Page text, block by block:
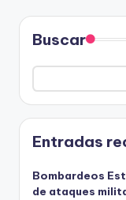
Buscar
Entradas
Bombardeos
de ataques